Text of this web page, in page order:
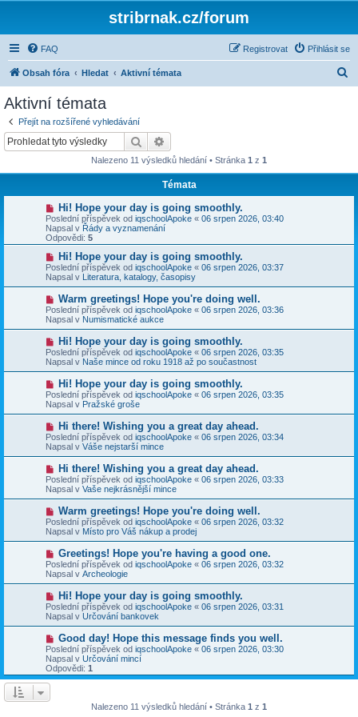
stribrnak.cz/forum
FAQ Přihlásit se
Registrovat
Obsah fóra Hledat Aktivní témata
Aktivní témata
Přejít na rozšířené vyhledávání
Hledat
Nalezeno 11 výsledků hledání • Stránka 1 z 1
Témata
N
o
v
ý
p
s
p
v
e
k
Hi! Hope your day is going smoothly.
Poslední příspěvek od iqschoolApoke « 06 srpen 2026, 03:40
Napsal v Řády a vyznamenání
Odpovědi: 5
N
o
v
ý
p
í
s
p
v
e
k
Hi! Hope your day is going smoothly.
Poslední příspěvek od iqschoolApoke « 06 srpen 2026, 03:37
Napsal v Literatura, katalogy, časopisy
N
o
v
ý
p
í
s
p
v
e
k
Warm greetings! Hope you're doing well.
Poslední příspěvek od iqschoolApoke « 06 srpen 2026, 03:36
Napsal v Numismatické aukce
N
o
v
ý
p
í
s
p
v
e
k
Hi! Hope your day is going smoothly.
Poslední příspěvek od iqschoolApoke « 06 srpen 2026, 03:35
Napsal v Naše mince od roku 1918 až po součastnost
N
o
v
ý
p
í
s
p
v
e
k
Hi! Hope your day is going smoothly.
Poslední příspěvek od iqschoolApoke « 06 srpen 2026, 03:35
Napsal v Pražské groše
N
o
v
ý
p
í
s
p
ě
v
e
k
Hi there! Wishing you a great day ahead.
Poslední příspěvek od iqschoolApoke « 06 srpen 2026, 03:34
Napsal v Váše nejstarší mince
N
o
v
ý
p
í
s
p
ě
v
e
k
Hi there! Wishing you a great day ahead.
Poslední příspěvek od iqschoolApoke « 06 srpen 2026, 03:33
Napsal v Vaše nejkrásnější mince
N
o
v
ý
í
s
p
v
e
k
Warm greetings! Hope you're doing well.
Poslední příspěvek od iqschoolApoke « 06 srpen 2026, 03:32
Napsal v Místo pro Váš nákup a prodej
N
o
v
ý
p
í
s
p
ě
v
e
k
Greetings! Hope you're having a good one.
Poslední příspěvek od iqschoolApoke « 06 srpen 2026, 03:32
Napsal v Archeologie
N
o
v
ý
í
s
p
ě
Hi! Hope your day is going smoothly.
Poslední příspěvek od iqschoolApoke « 06 srpen 2026, 03:31
Napsal v Určování bankovek
N
o
v
ý
p
Good day! Hope this message finds you well.
Poslední příspěvek od iqschoolApoke « 06 srpen 2026, 03:30
Napsal v Určování mincí
Odpovědi: 1
Nalezeno 11 výsledků hledání • Stránka 1 z 1